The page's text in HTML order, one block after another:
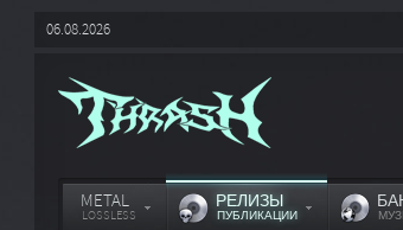
06.08.2026
METAL
LOSSLESS
РЕЛИЗЫ
ПУБЛИКАЦИИ